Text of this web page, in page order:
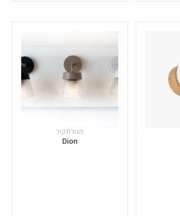
מנורת קיר
Dion